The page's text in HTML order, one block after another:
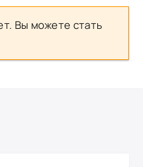
Вы можете стать